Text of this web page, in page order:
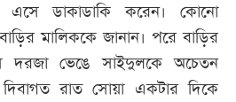
এসে ডাকাডাকি করেন। কোনো
মালিককে জানান। পরে বাড়ির
দরজা ভেঙে সাইদুলকে অচেতন
দিবাগত রাত সোয়া একটার দিকে